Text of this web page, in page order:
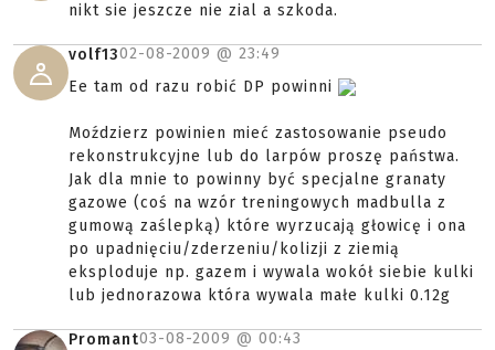
nikt sie jeszcze nie zial a szkoda.
volf1302-08-2009 @ 23:49
Ee tam od razu robić DP powinni
Moździerz powinien mieć zastosowanie pseudo
rekonstrukcyjne lub do larpów proszę państwa.
Jak dla mnie to powinny być specjalne granaty
gazowe (coś na wzór treningowych madbulla z
gumową zaślepką) które wyrzucają głowicę i ona
po upadnięciu/zderzeniu/kolizji z ziemią
eksploduje np. gazem i wywala wokół siebie kulki
lub jednorazowa która wywala małe kulki 0.12g
Promant03-08-2009 @ 00:43